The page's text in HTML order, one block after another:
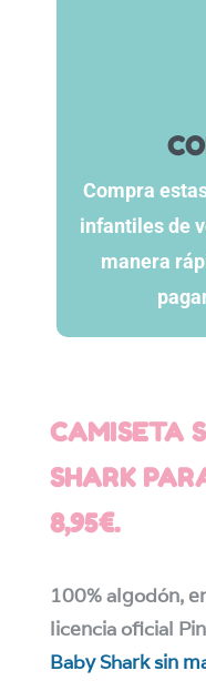
Compra
infantiles de
manera
CAMISETA
SHARK
8,95€.
100% algodón,
licencia oficial
Baby Shark sin